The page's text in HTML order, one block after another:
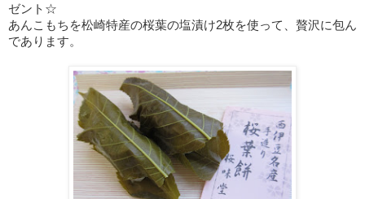
ゼント☆
あんこもちを松崎特産の桜葉の塩漬け2枚を使って、贅沢に包ん
であります。